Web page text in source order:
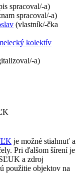
spracoval/-a)
spracoval/-a)
(vlastník/-čka
kolektív
a)
je možné stiahnuť a
Pri ďalšom šírení je
a zdroj
použitie objektov na